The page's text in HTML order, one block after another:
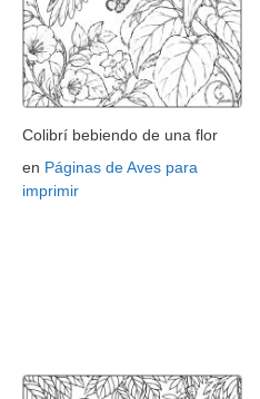
Colibrí bebiendo de una flor
en Páginas de Aves para
imprimir